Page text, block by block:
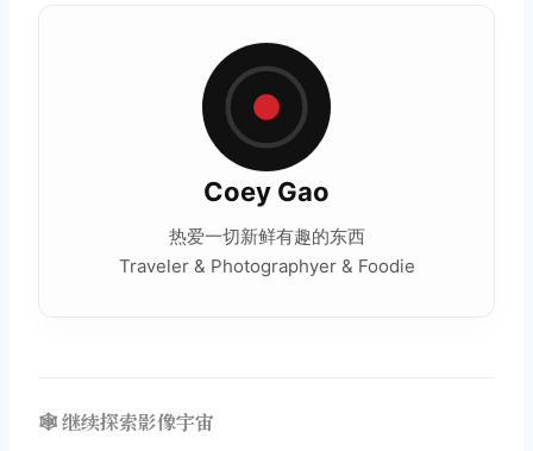
Coey Gao
热爱一切新鲜有趣的东西
Traveler & Photographyer & Foodie
🕸️ 继续探索影像宇宙